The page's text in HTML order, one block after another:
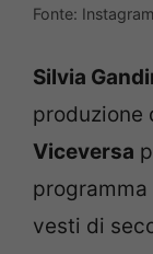
Fonte: Instagram
Silvia
produzione
Viceversa
vesti di